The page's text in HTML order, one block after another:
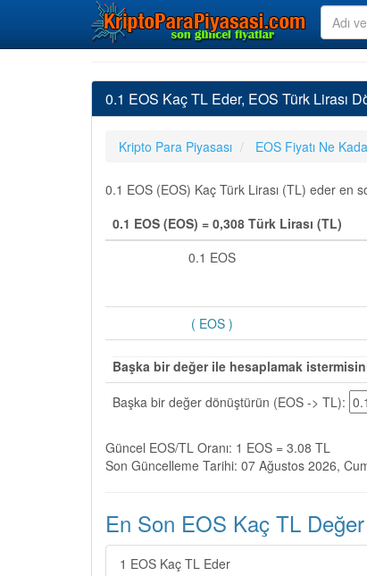
0.1 EOS Kaç TL Eder, EOS Türk Lirası
Kripto Para Piyasası EOS Fiyatı Ne
0.1 EOS (EOS) Kaç Türk Lirası (TL) eder en
0.1 EOS (EOS) = 0,308 Türk Lirası (TL)
0.1 EOS
( EOS )
Başka bir değer ile hesaplamak
Başka bir değer dönüştürün (EOS -> TL):
Güncel EOS/TL Oranı: 1 EOS = 3.08 TL
Son Güncelleme Tarihi: 07 Ağustos 2026,
En Son EOS Kaç TL
1 EOS Kaç TL Eder